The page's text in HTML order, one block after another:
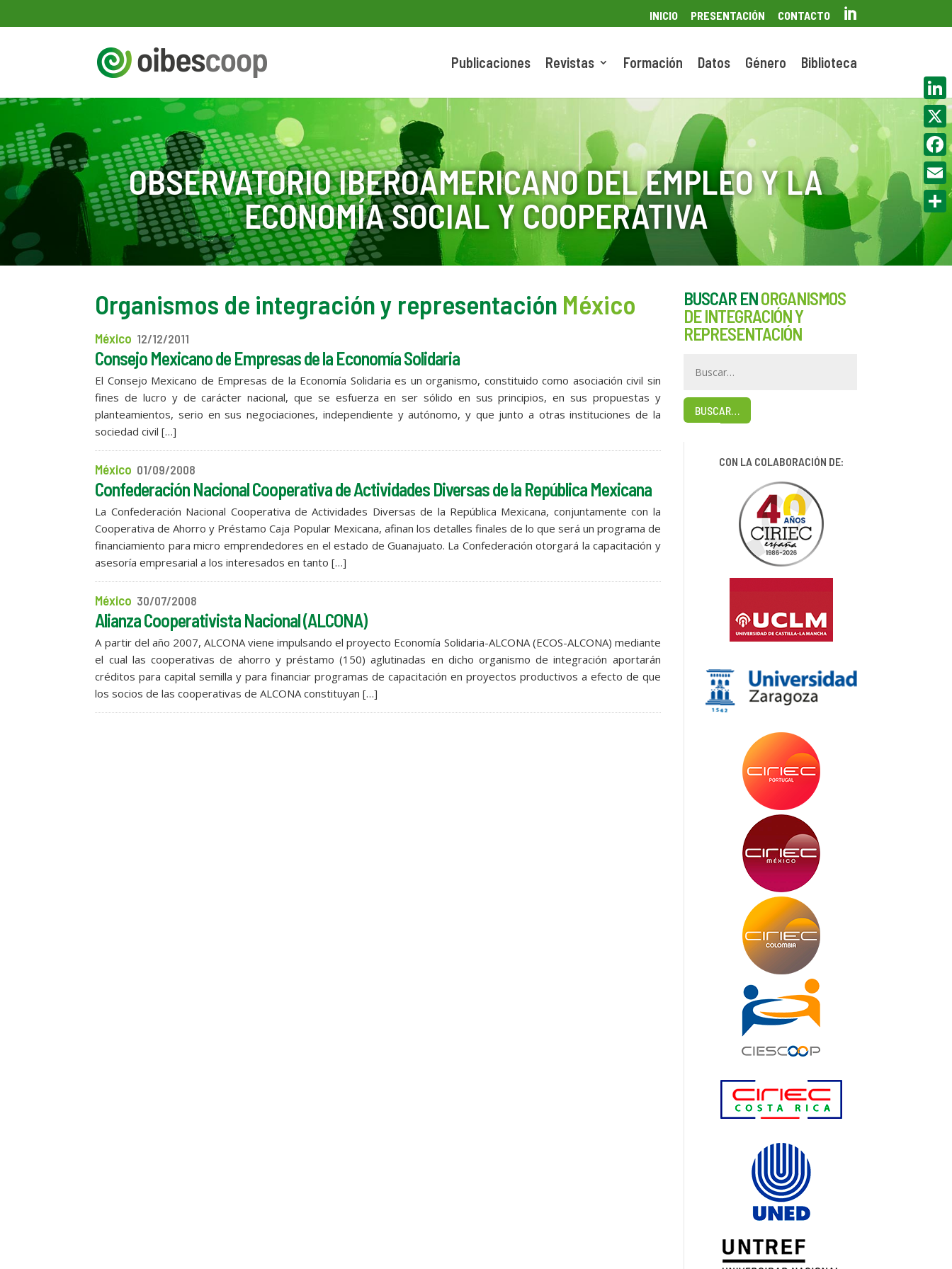
INICIO PRESENTACIÓN CONTACTO 
Publicaciones Revistas Formación Datos Género Biblioteca
OBSERVATORIO IBEROAMERICANO DEL EMPLEO Y LA
ECONOMÍA SOCIAL Y COOPERATIVA
Organismos de integración y representación México
México 12/12/2011
Consejo Mexicano de Empresas de la Economía Solidaria
El Consejo Mexicano de Empresas de la Economía Solidaria es un organismo, constituido como asociación civil sin
fines de lucro y de carácter nacional, que se esfuerza en ser sólido en sus principios, en sus propuestas y
planteamientos, serio en sus negociaciones, independiente y autónomo, y que junto a otras instituciones de la
sociedad civil […]
México 01/09/2008
Confederación Nacional Cooperativa de Actividades Diversas de la República Mexicana
La Confederación Nacional Cooperativa de Actividades Diversas de la República Mexicana, conjuntamente con la
Cooperativa de Ahorro y Préstamo Caja Popular Mexicana, afinan los detalles finales de lo que será un programa de
financiamiento para micro emprendedores en el estado de Guanajuato. La Confederación otorgará la capacitación y
asesoría empresarial a los interesados en tanto […]
México 30/07/2008
Alianza Cooperativista Nacional (ALCONA)
A partir del año 2007, ALCONA viene impulsando el proyecto Economía Solidaria-ALCONA (ECOS-ALCONA) mediante
el cual las cooperativas de ahorro y préstamo (150) aglutinadas en dicho organismo de integración aportarán
créditos para capital semilla y para financiar programas de capacitación en proyectos productivos a efecto de que
los socios de las cooperativas de ALCONA constituyan […]
BUSCAR ENORGANISMOS
DE INTEGRACIÓN Y
REPRESENTACIÓN
BUSCAR…
CON LA COLABORACIÓN DE:
X
Email